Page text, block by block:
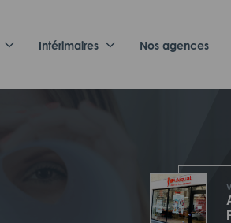
Intérimaires Nos agences